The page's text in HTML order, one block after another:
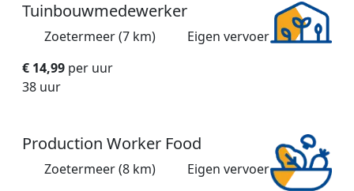
Tuinbouwmedewerker
Zoetermeer (7 km)
Eigen vervoer
€ 14,99 per uur
38 uur
Production Worker Food
Zoetermeer (8 km)
Eigen vervoer